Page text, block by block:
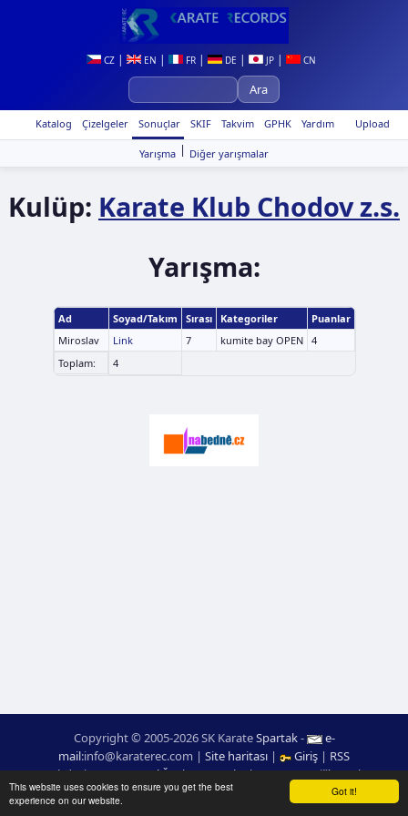
Got it!
This website uses cookies to ensure you get the best
experience on our website.
CZ | EN | FR | DE | JP | CN
Upload
Katalog Çizelgeler Sonuçlar SKIF Takvim GPHK Yardım
Yarışma | Diğer yarışmalar
Kulüp: Karate Klub Chodov z.s.
Yarışma:
Ad Soyad/Takım Sırası Kategoriler
Puanlar
Miroslav
Link 7 kumite bay OPEN
4
Toplam:
4
Copyright © 2005-2026 SK KarateSpartak-
e-
mail:moc.ceretarak@ofni | Site haritası | Giriş | RSS
webdesign:Ing. Pavel Švojgr,sonuçlar karate: Mgr. Jiří Kotala